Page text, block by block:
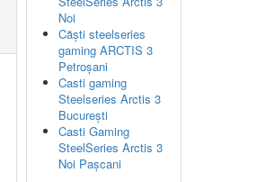
Noi
Căști steelseries
gaming ARCTIS 3
Petroșani
Casti gaming
Steelseries Arctis 3
București
Casti Gaming
SteelSeries Arctis 3
Noi Pașcani